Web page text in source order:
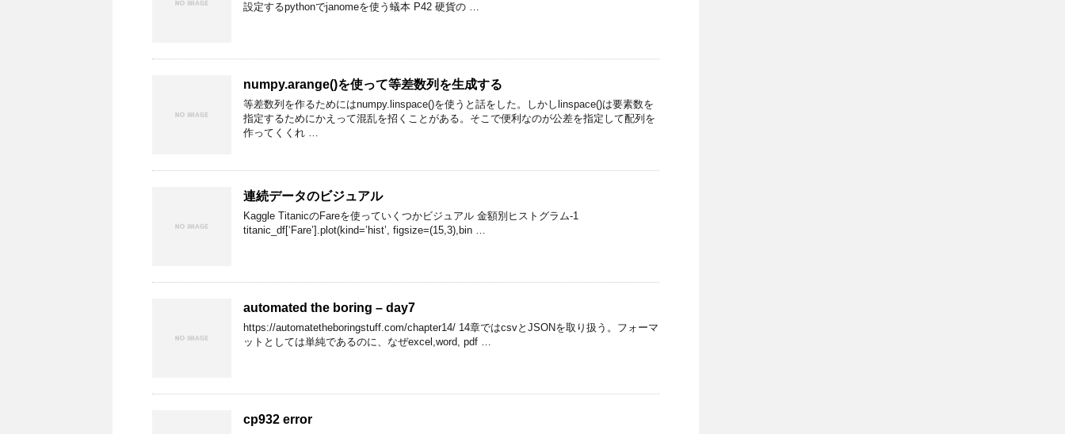
設定するpythonでjanomeを使う蟻本 P42 硬貨の …
numpy.arange()を使って等差数列を生成する
等差数列を作るためにはnumpy.linspace()を使うと話をした。しかしlinspace()は要素数を
指定するためにかえって混乱を招くことがある。そこで便利なのが公差を指定して配列を
作ってくくれ …
連続データのビジュアル
Kaggle TitanicのFareを使っていくつかビジュアル 金額別ヒストグラム-1
titanic_df[‘Fare’].plot(kind=’hist’, figsize=(15,3),bin …
automated the boring – day7
https://automatetheboringstuff.com/chapter14/ 14章ではcsvとJSONを取り扱う。フォーマ
ットとしては単純であるのに、なぜexcel,word, pdf …
cp932 error